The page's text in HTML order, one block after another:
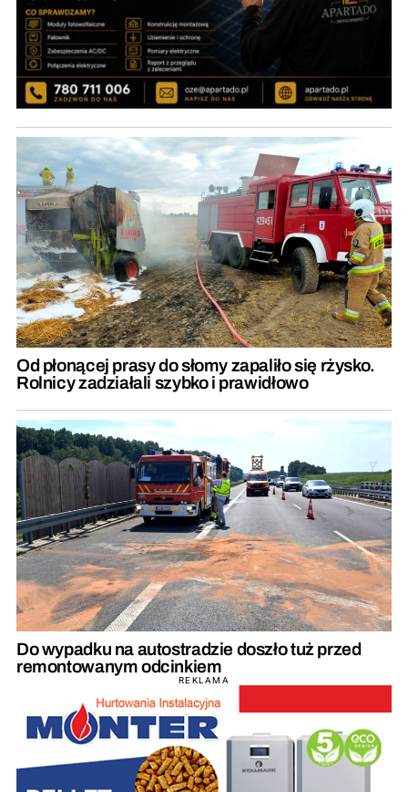
Od płonącej prasy do słomy zapaliło się rżysko.
Rolnicy zadziałali szybko i prawidłowo
Do wypadku na autostradzie doszło tuż przed
remontowanym odcinkiem
REKLAMA